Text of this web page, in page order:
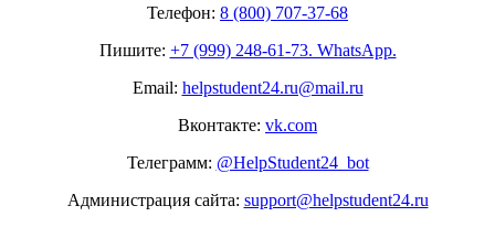
Телефон: 8 (800) 707-37-68
Пишите: +7 (999) 248-61-73. WhatsApp.
Email: helpstudent24.ru@mail.ru
Вконтакте: vk.com
Телеграмм: @HelpStudent24_bot
Администрация сайта: support@helpstudent24.ru